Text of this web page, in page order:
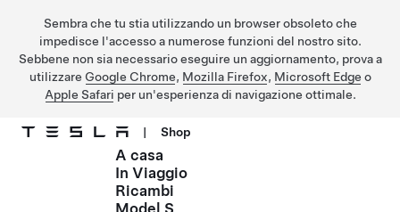
Sembra che tu stia utilizzando un browser obsoleto che
impedisce l'accesso a numerose funzioni del nostro sito.
Sebbene non sia necessario eseguire un aggiornamento, prova a
utilizzare Google Chrome, Mozilla Firefox, Microsoft Edge o
Apple Safari per un'esperienza di navigazione ottimale.
Passa al contenuto principale
| Shop
A casa
In Viaggio
Ricambi
Model S